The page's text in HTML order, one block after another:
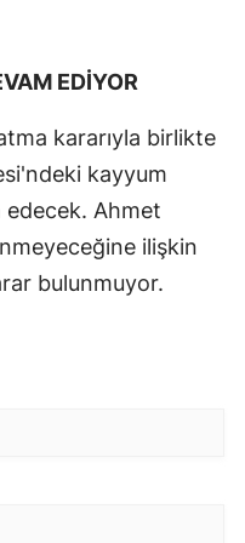
EDİYOR
kararıyla birlikte
kayyum
Ahmet
ilişkin
bulunmuyor.